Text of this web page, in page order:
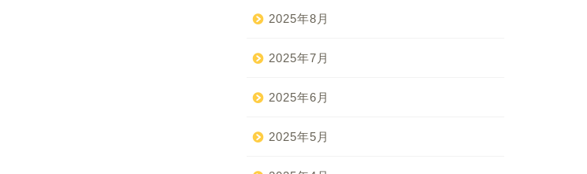
2025年8月
2025年7月
2025年6月
2025年5月